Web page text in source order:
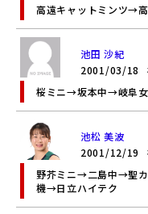
高遠キャットミンツ→
池田 沙紀
2001/03/18
桜ミニ→坂本中→岐阜
池松 美波
2001/12/19
野芥ミニ→二島中→聖
機→日立ハイテク